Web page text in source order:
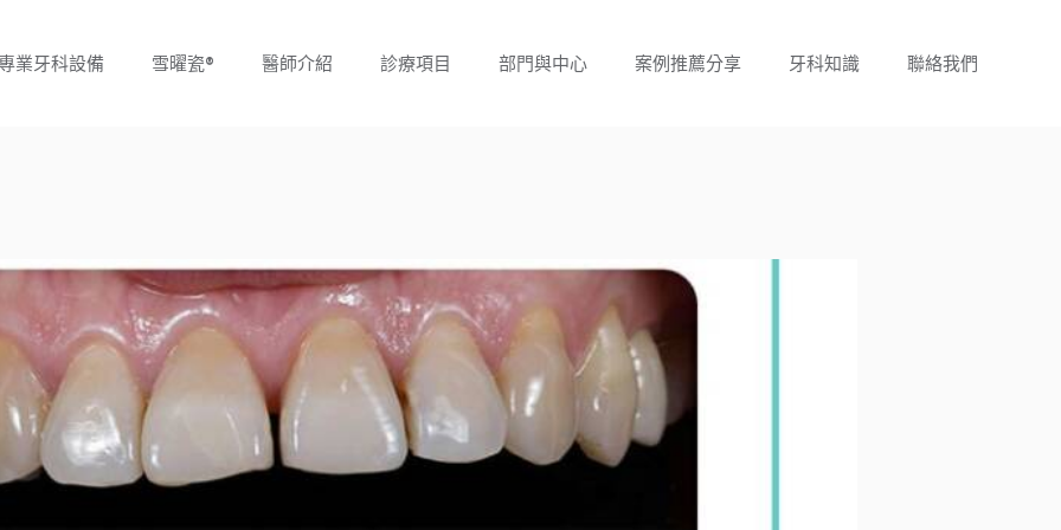
業牙科設備 雪曜瓷® 醫師介紹 診療項目 部門與中心 案例推薦分享 牙科知識 聯絡我們